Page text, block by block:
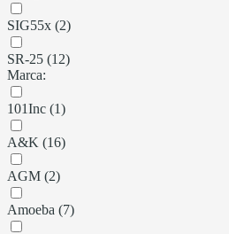
SIG55x (2)
SR-25 (12)
Marca:
101Inc (1)
A&K (16)
AGM (2)
Amoeba (7)